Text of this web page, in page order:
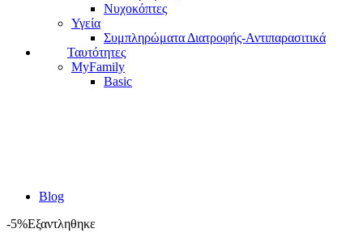
Νυχοκόπτες
Υγεία
Συμπληρώματα Διατροφής-Αντιπαρασιτικά
Ταυτότητες
MyFamily
Basic
Blog
-5%Εξαντληθηκε